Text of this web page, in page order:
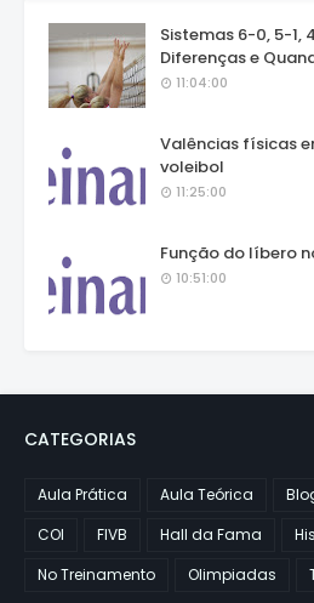
Sistemas 6-0, 5-1,
Diferenças e
11:04:00
Valências físicas
voleibol
11:25:00
Função do líbero
10:51:00
CATEGORIAS
Aula Prática Aula Teórica
COI
FIVB Hall da Fama
No Treinamento
Olimpiadas